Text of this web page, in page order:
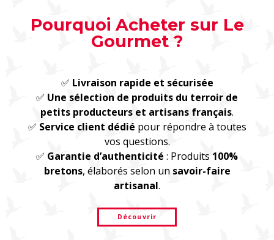
Pourquoi Acheter sur Le
Gourmet ?
✅ Livraison rapide et sécurisée
✅ Une sélection de produits du terroir de
petits producteurs et artisans français.
✅ Service client dédié pour répondre à toutes
vos questions.
✅ Garantie d’authenticité : Produits 100%
bretons, élaborés selon un savoir-faire
artisanal.
Découvrir